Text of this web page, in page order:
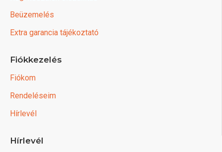
Beüzemelés
Extra garancia tájékoztató
Fiókkezelés
Fiókom
Rendeléseim
Hírlevél
Hírlevél